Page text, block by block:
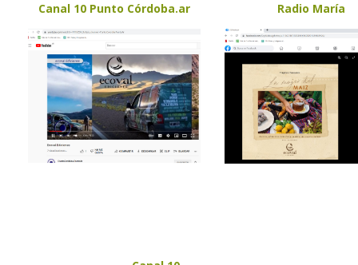
Canal 10 Punto Córdoba.ar Radio María